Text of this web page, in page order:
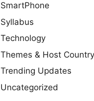
SmartPhone
Syllabus
Technology
Themes & Host Country
Trending Updates
Uncategorized